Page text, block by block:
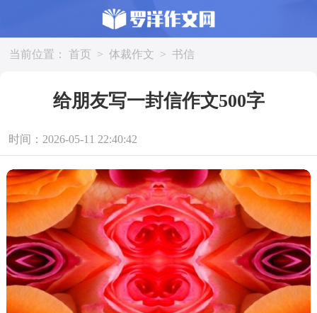
当前位置： 首页 > 体裁作文 > 书信
给朋友写一封信作文500字
时间：2026-05-11 22:40:42